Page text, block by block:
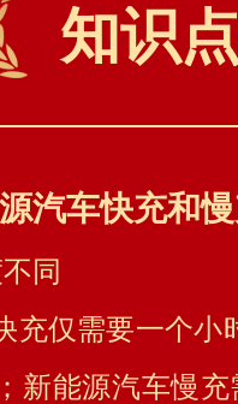
知识
汽车快充和
同
充仅需要一个小
新能源汽车慢